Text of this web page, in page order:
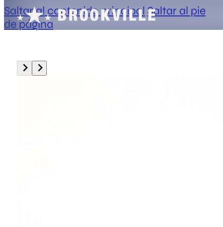
Saltar al contenido principal Saltar al pie
de página